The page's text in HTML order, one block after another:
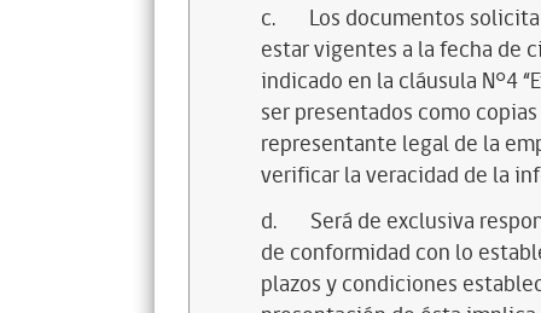
c.
Los documentos
estar vigentes a la fecha de
indicado en la cláusula N°4
ser presentados como
representante legal de la
verificar la veracidad de la
d.
Será de exclusiva
de conformidad con lo
plazos y condiciones